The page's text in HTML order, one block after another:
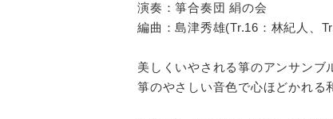
演奏：箏合奏団 絹の会
編曲：島津秀雄(Tr.16：林紀人、
美しくいやされる箏のアンサンブ
箏のやさしい音色で心ほどかれる